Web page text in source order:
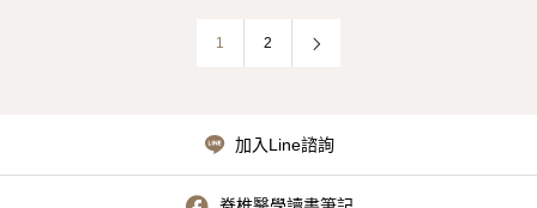
1 2
加入Line諮詢